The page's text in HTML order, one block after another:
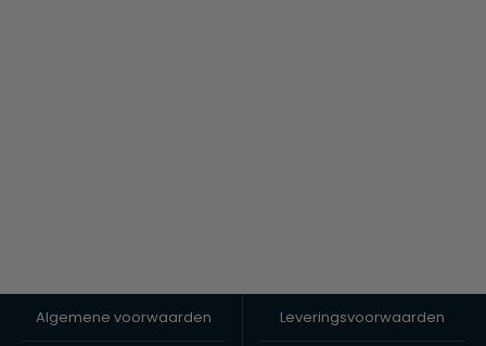
Algemene voorwaarden Leveringsvoorwaarden